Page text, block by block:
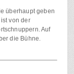
überhaupt geben
von der
Auf
die Bühne.